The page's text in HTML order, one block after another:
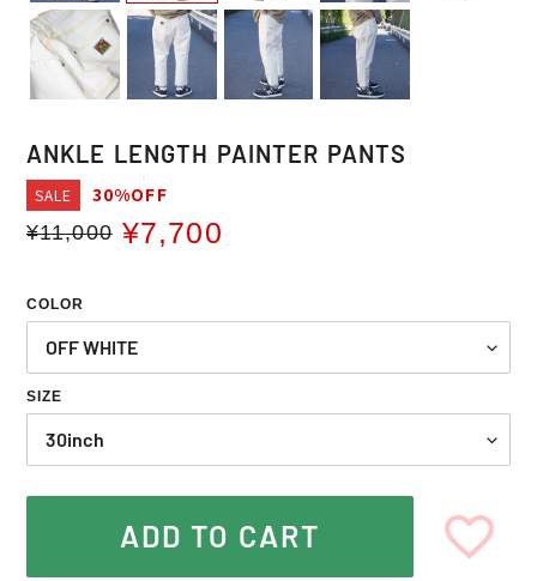
ANKLE LENGTH PAINTER PANTS
SALE 30%OFF
通
価
¥11,000
販
¥7,700
COLOR
SIZE
ADD TO CART